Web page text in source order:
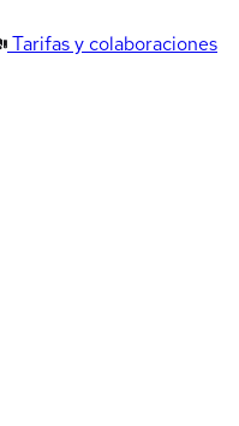
Tarifas y colaboraciones